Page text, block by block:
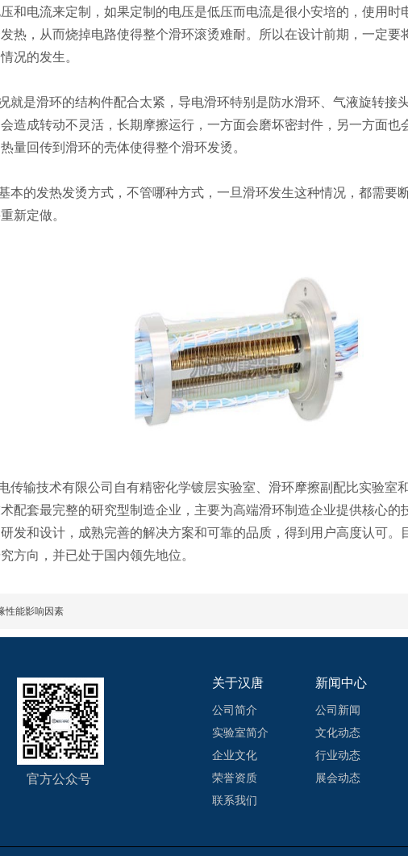
和电流来定制，如果定制的电压是低压而电流是很小安培的，使用时
热，从而烧掉电路使得整个滑环滚烫难耐。所以在设计前期，一定要
况的发生。
是滑环的结构件配合太紧，导电滑环特别是防水滑环、气液旋转接
造成转动不灵活，长期摩擦运行，一方面会磨坏密封件，另一方面
量回传到滑环的壳体使得整个滑环发烫。
的发热发烫方式，不管哪种方式，一旦滑环发生这种情况，都需要
新定做。
输技术有限公司自有精密化学镀层实验室、滑环摩擦副配比实验室
配套最完整的研究型制造企业，主要为高端滑环制造企业提供核心
发和设计，成熟完善的解决方案和可靠的品质，得到用户高度认可。
方向，并已处于国内领先地位。
性能影响因素
关于汉唐
公司简介
实验室简介
企业文化
荣誉资质
联系我们
新闻中心
公司新闻
文化动态
行业动态
展会动态
官方公众号